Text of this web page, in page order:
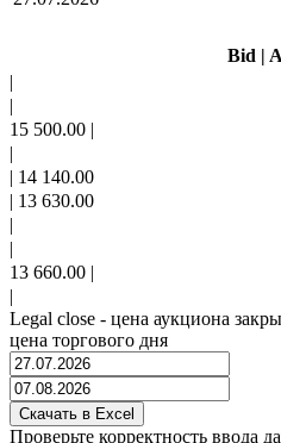
Bid |
|
|
15 500.00 |
|
| 14 140.00
| 13 630.00
|
|
13 660.00 |
|
Legal close - цена аукциона
цена торгового дня
Проверьте корректность ввода